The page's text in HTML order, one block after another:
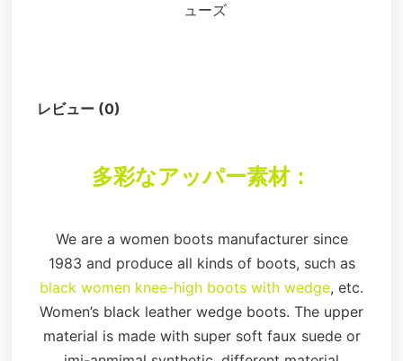
ューズ
レビュー (0)
多彩なアッパー素材：
We are a women boots manufacturer since
1983 and produce all kinds of boots, such as
black women knee-high boots with wedge, etc.
Women’s black leather wedge boots. The upper
material is made with super soft faux suede or